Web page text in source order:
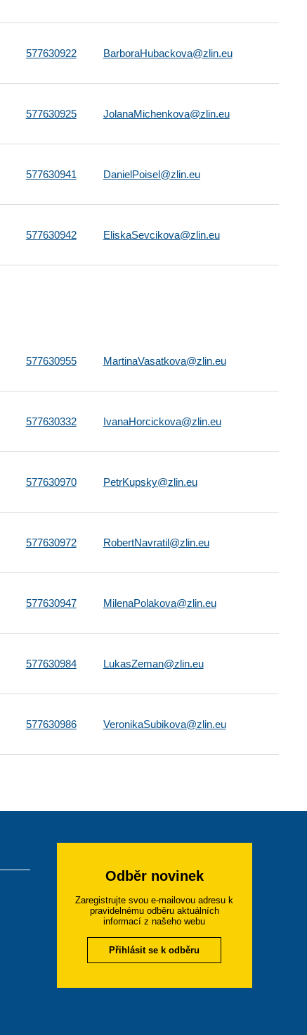
577630922 BarboraHubackova@zlin.eu
577630925 JolanaMichenkova@zlin.eu
577630941 DanielPoisel@zlin.eu
577630942 EliskaSevcikova@zlin.eu
577630955 MartinaVasatkova@zlin.eu
577630332 IvanaHorcickova@zlin.eu
577630970 PetrKupsky@zlin.eu
577630972 RobertNavratil@zlin.eu
577630947 MilenaPolakova@zlin.eu
577630984 LukasZeman@zlin.eu
577630986 VeronikaSubikova@zlin.eu
Odběr novinek
Zaregistrujte svou e-mailovou adresu k
pravidelnému odběru aktuálních
informací z našeho webu
Přihlásit se k odběru